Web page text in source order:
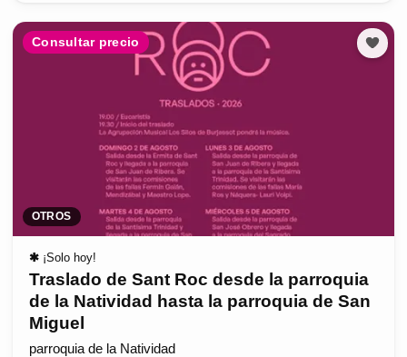
Consultar precio
OTROS
✱ ¡Solo hoy!
Traslado de Sant Roc desde la parroquia
de la Natividad hasta la parroquia de San
Miguel
parroquia de la Natividad